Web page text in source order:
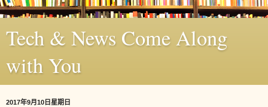
Tech & News Come Along
with You
2017年9月10日星期日